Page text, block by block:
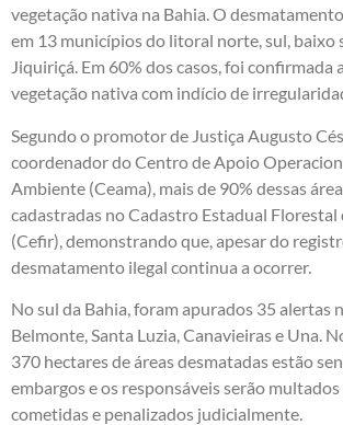
vegetação nativa na Bahia. O
em 13 municípios do litoral norte, sul, baixo
Jiquiriçá. Em 60% dos casos, foi confirmada
vegetação nativa com indício de
Segundo o promotor de Justiça Augusto
coordenador do Centro de Apoio
Ambiente (Ceama), mais de 90% dessas
cadastradas no Cadastro Estadual Florestal
(Cefir), demonstrando que, apesar do
desmatamento ilegal continua a ocorrer.
No sul da Bahia, foram apurados 35 alertas
Belmonte, Santa Luzia, Canavieiras e Una.
370 hectares de áreas desmatadas estão
embargos e os responsáveis serão
cometidas e penalizados judicialmente.